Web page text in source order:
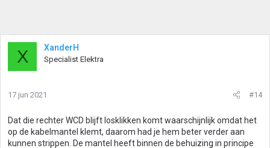
X XanderH
Specialist Elektra
17 jun 2021 #14
Dat die rechter WCD blijft losklikken komt waarschijnlijk omdat het
op de kabelmantel klemt, daarom had je hem beter verder aan
kunnen strippen. De mantel heeft binnen de behuizing in principe